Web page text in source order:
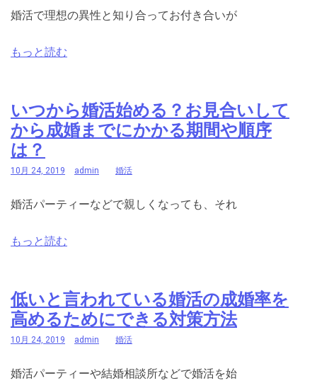
婚活で理想の異性と知り合ってお付き合いが
もっと読む
いつから婚活始める？お見合いして
から成婚までにかかる期間や順序
は？
10月 24, 2019 admin 婚活
婚活パーティーなどで親しくなっても、それ
もっと読む
低いと言われている婚活の成婚率を
高めるためにできる対策方法
10月 24, 2019 admin 婚活
婚活パーティーや結婚相談所などで婚活を始